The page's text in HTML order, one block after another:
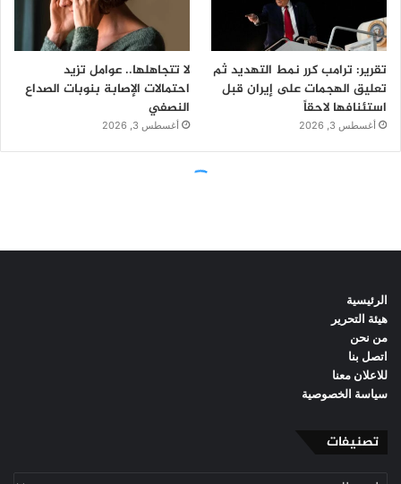
الرئيسية
هيئة التحرير
من نحن
اتصل بنا
للاعلان معنا
سياسة الخصوصية
تصنيفات
تصنيفات